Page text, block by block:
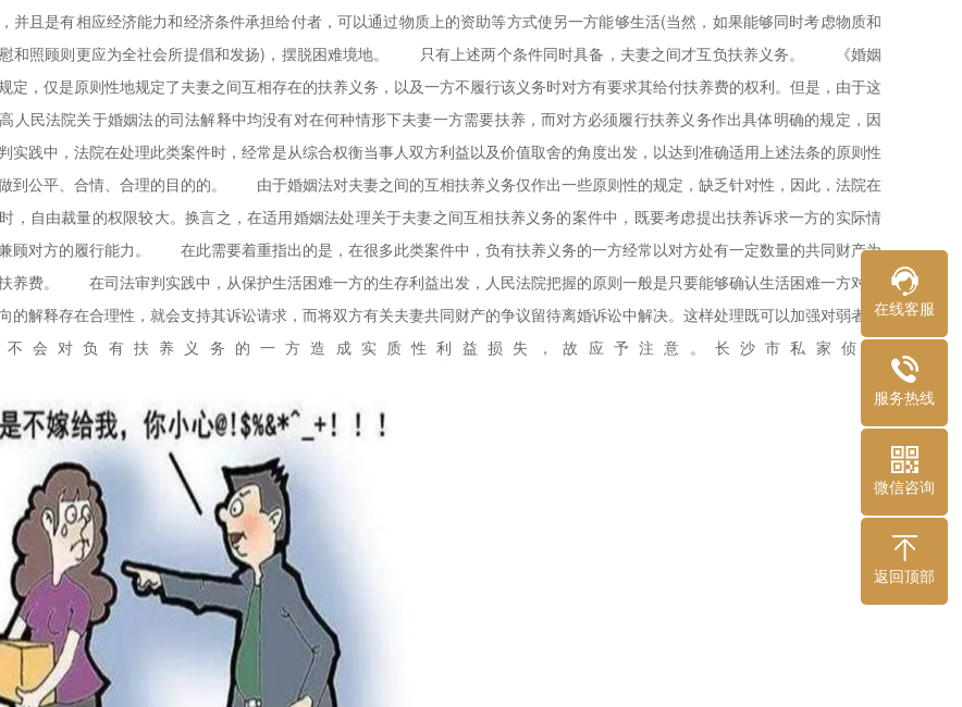
并且是有相应经济能力和经济条件承担给付者，可以通过物质上的资助等方式使另一方能够生活(当然，如果能够同时考虑物质和
和照顾则更应为全社会所提倡和发扬)，摆脱困难境地。 只有上述两个条件同时具备，夫妻之间才互负扶养义务。 《婚姻
定，仅是原则性地规定了夫妻之间互相存在的扶养义务，以及一方不履行该义务时对方有要求其给付扶养费的权利。但是，由于这
人民法院关于婚姻法的司法解释中均没有对在何种情形下夫妻一方需要扶养，而对方必须履行扶养义务作出具体明确的规定，因
实践中，法院在处理此类案件时，经常是从综合权衡当事人双方利益以及价值取舍的角度出发，以达到准确适用上述法条的原则性
到公平、合情、合理的目的的。 由于婚姻法对夫妻之间的互相扶养义务仅作出一些原则性的规定，缺乏针对性，因此，法院在
，自由裁量的权限较大。换言之，在适用婚姻法处理关于夫妻之间互相扶养义务的案件中，既要考虑提出扶养诉求一方的实际情
顾对方的履行能力。 在此需要着重指出的是，在很多此类案件中，负有扶养义务的一方经常以对方处有一定数量的共同财产为
养费。 在司法审判实践中，从保护生活困难一方的生存利益出发，人民法院把握的原则一般是只要能够确认生活困难一方对夫
的解释存在合理性，就会支持其诉讼请求，而将双方有关夫妻共同财产的争议留待离婚诉讼中解决。这样处理既可以加强对弱者的
会对负有扶养义务的一方造成实质性利益损失，故应予注意。长沙市私家侦探
在线客服
服务热线
微信咨询
返回顶部